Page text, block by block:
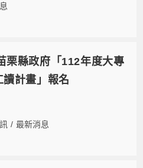
栗縣政府「112年度大專
計畫」報名
/ 最新消息